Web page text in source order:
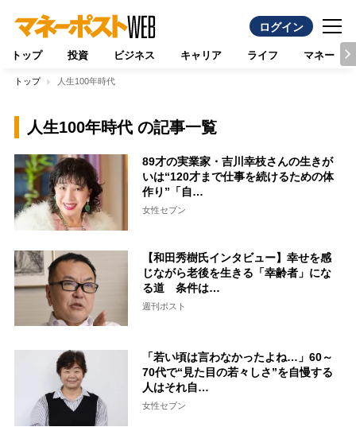
ログイン
トップ 投資 ビジネス キャリア ライフ マネー
トップ 人生100年時代
人生100年時代 の記事一覧
89才の実業家・吉川幸枝さんの生きが
いは“120才まで仕事を続けるための体
作り”「自…
女性セブン
【和田秀樹氏インタビュー】幸せを感
じながら老後を生きる「幸齢者」にな
る道 条件は…
週刊ポスト
「若い頃は言わなかったよね…」60～
70代で“見た目の若々しさ”を自慢する
人はそれ自…
女性セブン